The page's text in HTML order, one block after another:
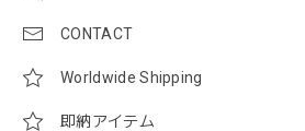
CONTACT
Worldwide Shipping
即納アイテム